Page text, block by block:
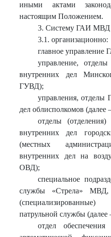
иными актами
настоящим Положением.
3. Систему ГАИ МВД
3.1. организационно:
главное
управление,
внутренних дел
ГУВД);
управления, отделы
дел облисполкомов (далее
отделы
внутренних дел
(местных
внутренних дел на
ОВД);
специальное
службы «Стрела» МВД,
патрульной службы
отдел